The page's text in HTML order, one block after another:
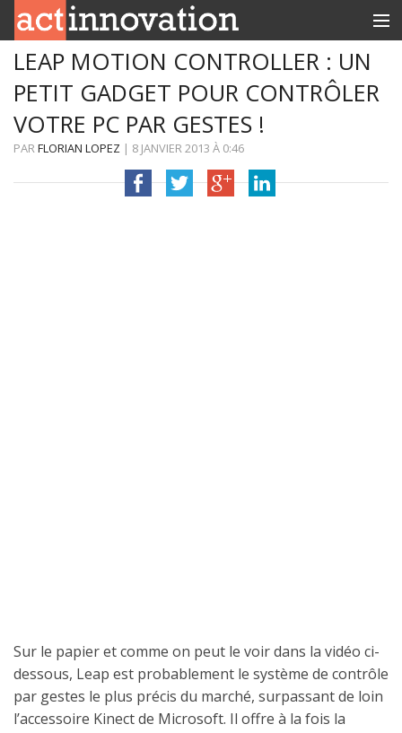
RUBRIQUES
INNOBOX
CONTACT
LEAP MOTION CONTROLLER : UN
PETIT GADGET POUR CONTRÔLER
VOTRE PC PAR GESTES !
PARFLORIAN LOPEZ | 8 JANVIER 2013 À 0:46
Sur le papier et comme on peut le voir dans la vidéo ci-
dessous, Leap est probablement le système de contrôle
par gestes le plus précis du marché, surpassant de loin
l’accessoire Kinect de Microsoft. Il offre à la fois la